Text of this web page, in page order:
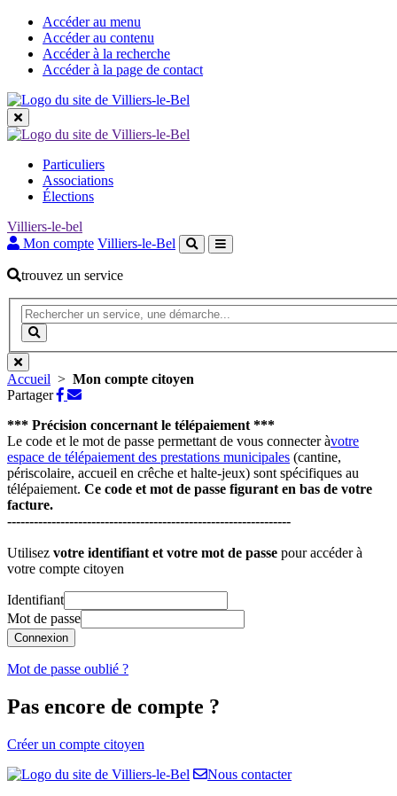
Accéder au menu
Accéder au contenu
Accéder à la recherche
Accéder à la page de contact
grandes
rubriques
Particuliers
Associations
Élections
Villiers-le-bel
Mon compte Villiers-le-Bel
trouvez un service
Recherche
(Mot(s)
clés
de
minimum
3
caractères)
la
Accueil > Mon compte citoyen
Partager
Partager
Facebook
Partager
e-
mail
*** Précision concernant le télépaiement ***
Le code et le mot de passe permettant de vous connecter àvotre
espace de télépaiement des prestations municipales (cantine,
périscolaire, accueil en crêche et halte-jeux) sont spécifiques au
télépaiement. Ce code et mot de passe figurant en bas de votre
facture.
----------------------------------------------------------------
Utilisez votre identifiant et votre mot de passe pour accéder à
votre compte citoyen
Identifiant
Mot de passe
Mot de passe oublié ?
Pas encore de compte ?
Créer un compte citoyen
Nous contacter